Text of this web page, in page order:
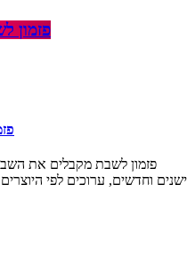
פזמון
פזמון לשבת מקבלים את
ישנים וחדשים, ערוכים לפי